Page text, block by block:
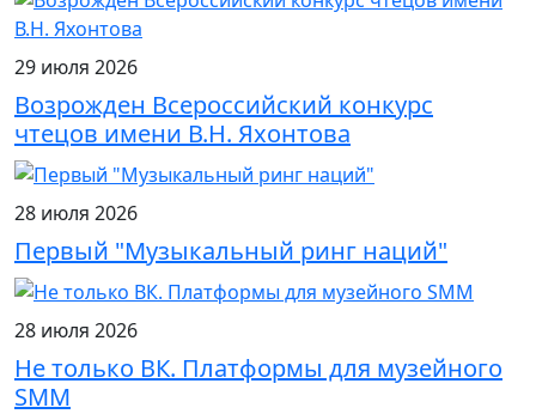
29 июля 2026
Возрожден Всероссийский конкурс
чтецов имени В.Н. Яхонтова
28 июля 2026
Первый "Музыкальный ринг наций"
28 июля 2026
Не только ВК. Платформы для музейного
SMM